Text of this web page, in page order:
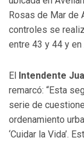
Rosas de Mar de
controles se
entre 43 y 44 y en
El Intendente
remarcó: “Esta
serie de
ordenamiento
‘Cuidar la Vida’.